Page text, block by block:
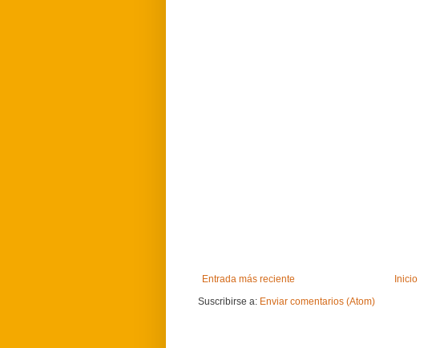
Entrada más reciente
Inicio
Suscribirse a: Enviar comentarios (Atom)